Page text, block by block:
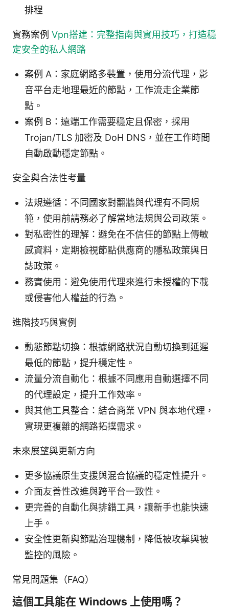
排程
實務案例 Vpn搭建：完整指南與實用技巧，打造穩
定安全的私人網路
案例 A：家庭網路多裝置，使用分流代理，影
音平台走地理最近的節點，工作流走企業節
點。
案例 B：遠端工作需要穩定且保密，採用
Trojan/TLS 加密及 DoH DNS，並在工作時間
自動啟動穩定節點。
安全與合法性考量
法規遵循：不同國家對翻牆與代理有不同規
範，使用前請務必了解當地法規與公司政策。
對私密性的理解：避免在不信任的節點上傳敏
感資料，定期檢視節點供應商的隱私政策與日
誌政策。
務實使用：避免使用代理來進行未授權的下載
或侵害他人權益的行為。
進階技巧與實例
動態節點切換：根據網路狀況自動切換到延遲
最低的節點，提升穩定性。
流量分流自動化：根據不同應用自動選擇不同
的代理設定，提升工作效率。
與其他工具整合：結合商業 VPN 與本地代理，
實現更複雜的網路拓撲需求。
未來展望與更新方向
更多協議原生支援與混合協議的穩定性提升。
介面友善性改進與跨平台一致性。
更完善的自動化與排錯工具，讓新手也能快速
上手。
安全性更新與節點治理機制，降低被攻擊與被
監控的風險。
常見問題集（FAQ）
這個工具能在 Windows 上使用嗎？